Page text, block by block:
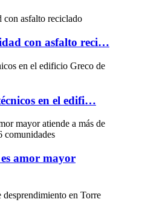
con asfalto reci…
en el edifi…
amor mayor